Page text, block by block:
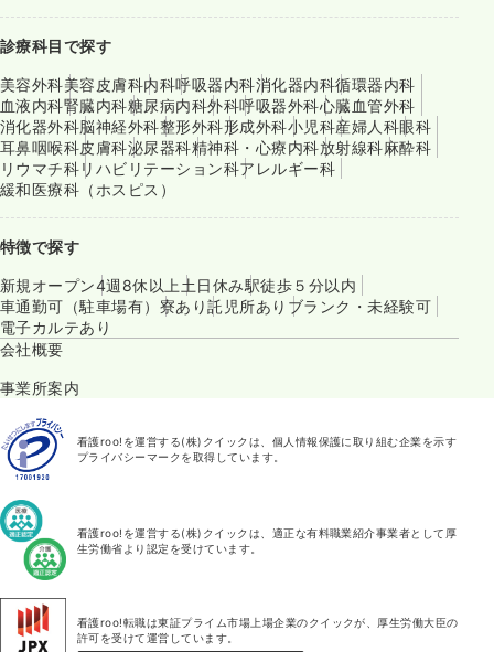
診療科目で探す
美容外科美容皮膚科内科呼吸器内科消化器内科循環器内科
血液内科腎臓内科糖尿病内科外科呼吸器外科心臓血管外科
消化器外科脳神経外科整形外科形成外科小児科産婦人科眼科
耳鼻咽喉科皮膚科泌尿器科精神科・心療内科放射線科麻酔科
リウマチ科リハビリテーション科アレルギー科
緩和医療科（ホスピス）
特徴で探す
新規オープン4週8休以上 土日休み駅徒歩５分以内
車通勤可（駐車場有） 寮あり託児所あり ブランク・未経験可
電子カルテあり
会社概要
事業所案内
看護roo!を運営する(株)クイックは、個人情報保護に取り組む企業を示す
プライバシーマークを取得しています。
看護roo!を運営する(株)クイックは、適正な有料職業紹介事業者として厚
生労働省より認定を受けています。
看護roo!転職は東証プライム市場上場企業のクイックが、厚生労働大臣の
許可を受けて運営しています。